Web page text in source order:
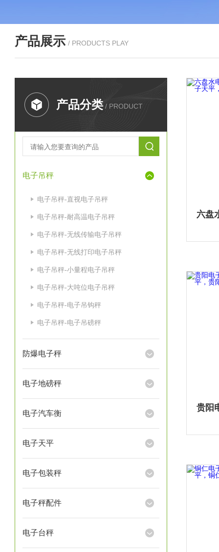
产品展示 / PRODUCTS PLAY
产品分类 / PRODUCT
电子吊秤
电子吊秤-直视电子吊秤
电子吊秤-耐高温电子吊秤
电子吊秤-无线传输电子吊秤
电子吊秤-无线打印电子吊秤
电子吊秤-小量程电子吊秤
电子吊秤-大吨位电子吊秤
电子吊秤-电子吊钩秤
电子吊秤-电子吊磅秤
防爆电子秤
电子地磅秤
电子汽车衡
电子天平
电子包装秤
电子秤配件
电子台秤